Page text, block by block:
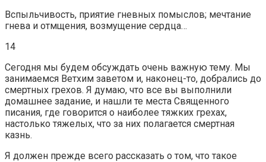
Вспыльчивость, приятие гневных помыслов; мечтание
гнева и отмщения, возмущение сердца…
14
Сегодня мы будем обсуждать очень важную тему. Мы
занимаемся Ветхим заветом и, наконец-то, добрались до
смертных грехов. Я думаю, что все вы выполнили
домашнее задание, и нашли те места Священного
писания, где говорится о наиболее тяжких грехах,
настолько тяжелых, что за них полагается смертная
казнь.
Я должен прежде всего рассказать о том, что такое